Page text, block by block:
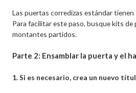
Las puertas corredizas estándar tienen
Para facilitar este paso, busque kits de
montantes partidos.
Parte 2: Ensamblar la puerta y el
1. Si es necesario, crea un nuevo